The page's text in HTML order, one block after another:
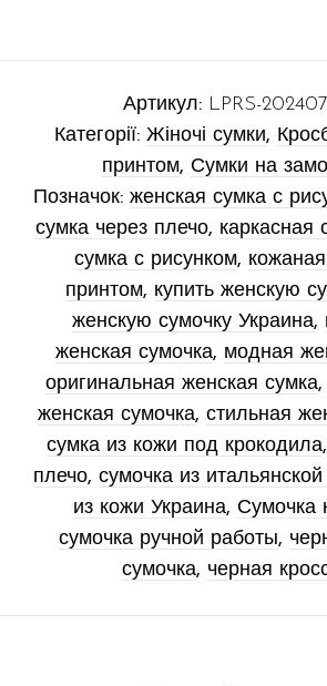
Артикул: LPRS-
Категорії: Жіночі сумки,
принтом, Сумки на
Позначок: женская сумка с
сумка через плечо, каркасная
сумка с рисунком,
принтом, купить женскую
женскую сумочку Украина,
женская сумочка, модная
оригинальная женская сумка,
женская сумочка, стильная
сумка из кожи под крокодила,
плечо, сумочка из
из кожи Украина, Сумочка
сумочка ручной работы,
сумочка, черная